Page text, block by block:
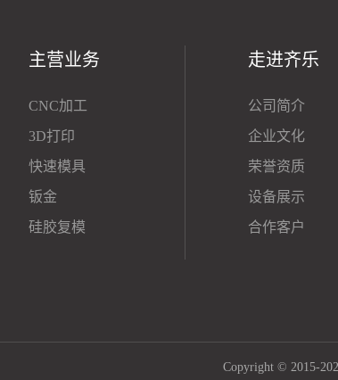
主营业务
CNC加工
3D打印
快速模具
钣金
硅胶复模
走进齐乐
公司简介
企业文化
荣誉资质
设备展示
合作客户
Copyright © 2015-